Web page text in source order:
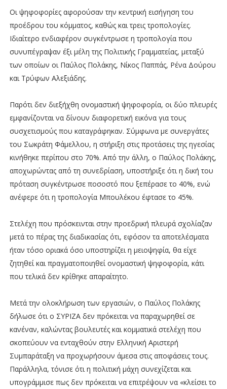
Οι ψηφοφορίες αφορούσαν την κεντρική εισήγηση του
προέδρου του κόμματος, καθώς και τρεις τροπολογίες.
Ιδιαίτερο ενδιαφέρον συγκέντρωσε η τροπολογία που
συνυπέγραψαν έξι μέλη της Πολιτικής Γραμματείας, μεταξύ
των οποίων οι Παύλος Πολάκης, Νίκος Παππάς, Ρένα Δούρου
και Τρύφων Αλεξιάδης.
Παρότι δεν διεξήχθη ονομαστική ψηφοφορία, οι δύο πλευρές
εμφανίζονται να δίνουν διαφορετική εικόνα για τους
συσχετισμούς που καταγράφηκαν. Σύμφωνα με συνεργάτες
του Σωκράτη Φάμελλου, η στήριξη στις προτάσεις της ηγεσίας
κινήθηκε περίπου στο 70%. Από την άλλη, ο Παύλος Πολάκης,
αποχωρώντας από τη συνεδρίαση, υποστήριξε ότι η δική του
πρόταση συγκέντρωσε ποσοστό που ξεπέρασε το 40%, ενώ
ανέφερε ότι η τροπολογία Μπουλέκου έφτασε το 45%.
Στελέχη που πρόσκεινται στην προεδρική πλευρά σχολίαζαν
μετά το πέρας της διαδικασίας ότι, εφόσον τα αποτελέσματα
ήταν τόσο οριακά όσο υποστηρίζει η μειοψηφία, θα είχε
ζητηθεί και πραγματοποιηθεί ονομαστική ψηφοφορία, κάτι
που τελικά δεν κρίθηκε απαραίτητο.
Μετά την ολοκλήρωση των εργασιών, ο Παύλος Πολάκης
δήλωσε ότι ο ΣΥΡΙΖΑ δεν πρόκειται να παραχωρηθεί σε
κανέναν, καλώντας βουλευτές και κομματικά στελέχη που
σκοπεύουν να ενταχθούν στην Ελληνική Αριστερή
Συμπαράταξη να προχωρήσουν άμεσα στις αποφάσεις τους.
Παράλληλα, τόνισε ότι η πολιτική μάχη συνεχίζεται και
υπογράμμισε πως δεν πρόκειται να επιτρέψουν να «κλείσει το